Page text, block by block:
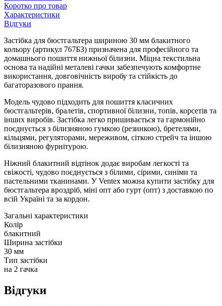
Коротко про товар
Характеристики
Відгуки
Застібка для бюстгальтера шириною 30 мм блакитного
кольору (артикул 767БЗ) призначена для професійного та
домашнього пошиття нижньої білизни. Міцна текстильна
основа та надійні металеві гачки забезпечують комфортне
використання, довговічність виробу та стійкість до
багаторазового прання.
Модель чудово підходить для пошиття класичних
бюстгальтерів, бралетів, спортивної білизни, топів, корсетів та
інших виробів. Застібка легко пришивається та гармонійно
поєднується з білизняною гумкою (резинкою), бретелями,
кільцями, регуляторами, мереживом, сіткою стрейч та іншою
білизняною фурнітурою.
Ніжний блакитний відтінок додає виробам легкості та
свіжості, чудово поєднується з білими, сірими, синіми та
пастельними тканинами. У Ventex можна купити застібку для
бюстгальтера вроздріб, міні опт або гурт (опт) з доставкою по
всій Україні та за кордон.
Загальні характеристики
Колір
блакитний
Ширина застібки
30 мм
Тип застібки
на 2 гачка
Відгуки